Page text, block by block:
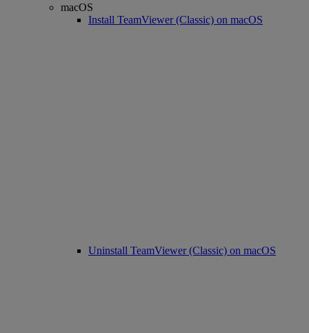
macOS
Install TeamViewer (Classic) on macOS
Uninstall TeamViewer (Classic) on macOS